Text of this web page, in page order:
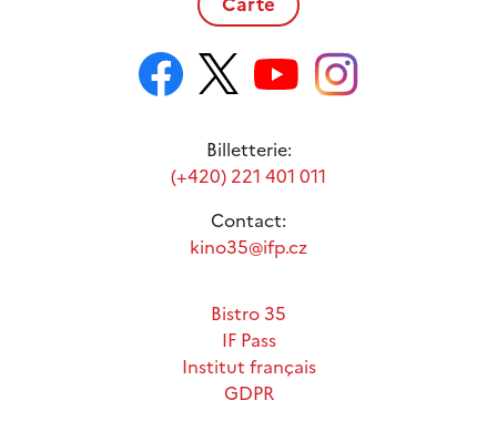
Billetterie:
(+420) 221 401 011
Contact:
kino35@ifp.cz
Bistro 35
IF Pass
Institut français
GDPR